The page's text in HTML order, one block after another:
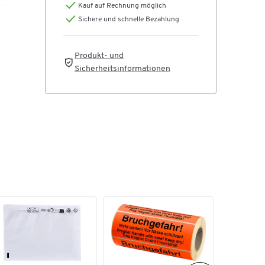
Kauf auf Rechnung möglich
Sichere und schnelle Bezahlung
Produkt- und
Sicherheitsinformationen